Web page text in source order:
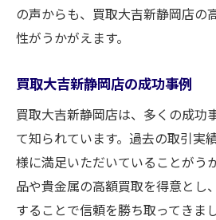
の声からも、買取大吉新静岡店の
性がうかがえます。
買取大吉新静岡店の成功事例
買取大吉新静岡店は、多くの成功
て知られています。過去の取引実
様に満足いただいていることがう
品や貴金属の高額買取を得意とし
することで信頼を勝ち取ってきま